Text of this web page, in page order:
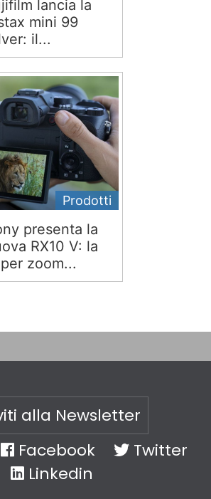
lancia la
mini 99
il...
Prodotti
presenta la
RX10 V: la
zoom...
alla Newsletter
Facebook
Twitter
Linkedin